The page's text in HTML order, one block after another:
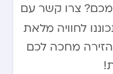
צרו קשר עם
לחוויה מלאת
הזירה מחכה לכם